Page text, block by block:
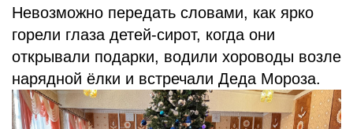
Невозможно передать словами, как ярко
горели глаза детей-сирот, когда они
открывали подарки, водили хороводы возле
нарядной ёлки и встречали Деда Мороза.